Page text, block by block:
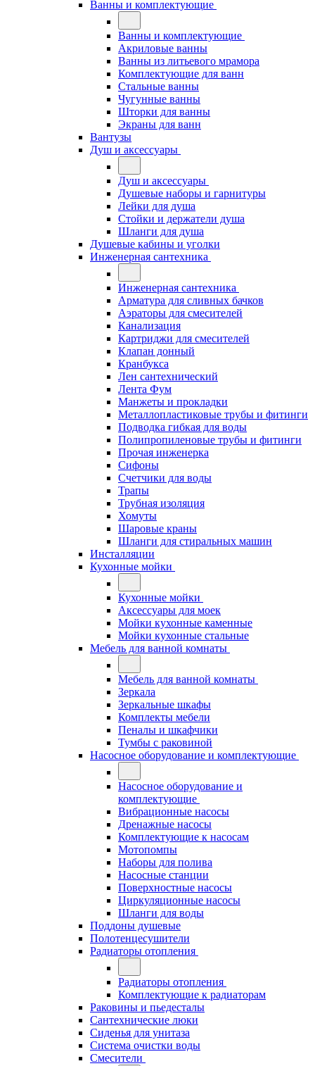
Ванны и комплектующие
Ванны и комплектующие
Акриловые ванны
Ванны из литьевого мрамора
Комплектующие для ванн
Стальные ванны
Чугунные ванны
Шторки для ванны
Экраны для ванн
Вантузы
Душ и аксессуары
Душ и аксессуары
Душевые наборы и гарнитуры
Лейки для душа
Стойки и держатели душа
Шланги для душа
Душевые кабины и уголки
Инженерная сантехника
Инженерная сантехника
Арматура для сливных бачков
Аэраторы для смесителей
Канализация
Картриджи для смесителей
Клапан донный
Кранбукса
Лен сантехнический
Лента Фум
Манжеты и прокладки
Металлопластиковые трубы и фитинги
Подводка гибкая для воды
Полипропиленовые трубы и фитинги
Прочая инженерка
Сифоны
Счетчики для воды
Трапы
Трубная изоляция
Хомуты
Шаровые краны
Шланги для стиральных машин
Инсталляции
Кухонные мойки
Кухонные мойки
Аксессуары для моек
Мойки кухонные каменные
Мойки кухонные стальные
Мебель для ванной комнаты
Мебель для ванной комнаты
Зеркала
Зеркальные шкафы
Комплекты мебели
Пеналы и шкафчики
Тумбы с раковиной
Насосное оборудование и комплектующие
Насосное оборудование и
комплектующие
Вибрационные насосы
Дренажные насосы
Комплектующие к насосам
Мотопомпы
Наборы для полива
Насосные станции
Поверхностные насосы
Циркуляционные насосы
Шланги для воды
Поддоны душевые
Полотенцесушители
Радиаторы отопления
Радиаторы отопления
Комплектующие к радиаторам
Раковины и пьедесталы
Сантехнические люки
Сиденья для унитаза
Система очистки воды
Смесители